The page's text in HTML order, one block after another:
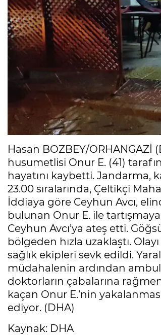
Hasan BOZBEY/ORHANGAZİ
husumetlisi Onur E. (41)
hayatını kaybetti. Jandarma,
23.00 sıralarında, Çeltikçi
İddiaya göre Ceyhun Avcı,
bulunan Onur E. ile
Ceyhun Avcı’ya ateş etti.
bölgeden hızla uzaklaştı.
sağlık ekipleri sevk edildi.
müdahalenin ardından
doktorların çabalarına
kaçan Onur E.’nin
ediyor. (DHA)
Kaynak: DHA